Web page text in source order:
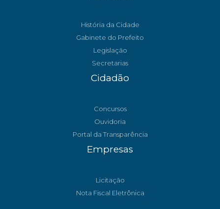
História da Cidade
Gabinete do Prefeito
Legislação
Secretarias
Cidadão
Concursos
Ouvidoria
Portal da Transparência
Empresas
Licitação
Nota Fiscal Eletrônica